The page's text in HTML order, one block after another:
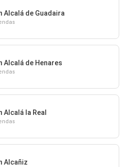
Alcalá de Guadaira
Alcalá de Henares
Alcalá la Real
Alcañiz